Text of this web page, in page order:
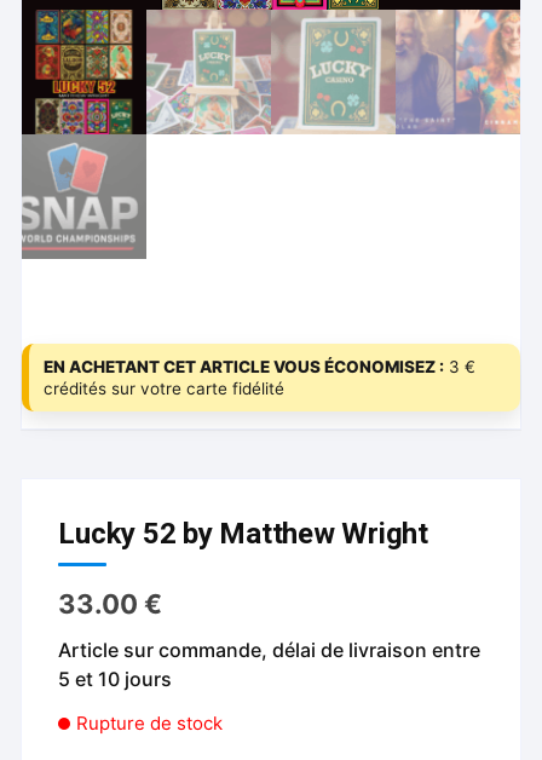
EN ACHETANT CET ARTICLE VOUS ÉCONOMISEZ : 3 €
crédités sur votre carte fidélité
Lucky 52 by Matthew Wright
33.00€
Article sur commande, délai de livraison entre
5 et 10 jours
Rupture de stock